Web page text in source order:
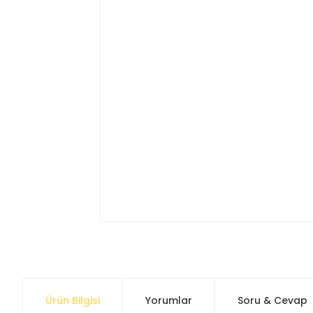
Ürün Bilgisi Yorumlar Soru & Cevap